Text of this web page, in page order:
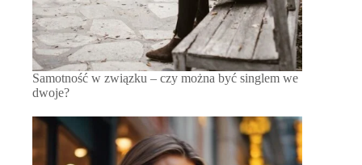
Samotność w związku – czy można być singlem we
dwoje?